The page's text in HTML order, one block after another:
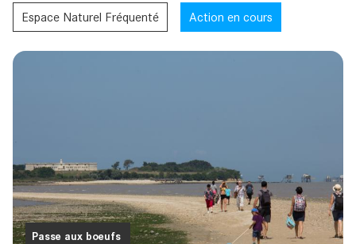
Espace Naturel Fréquenté Action en cours
Passe aux boeufs